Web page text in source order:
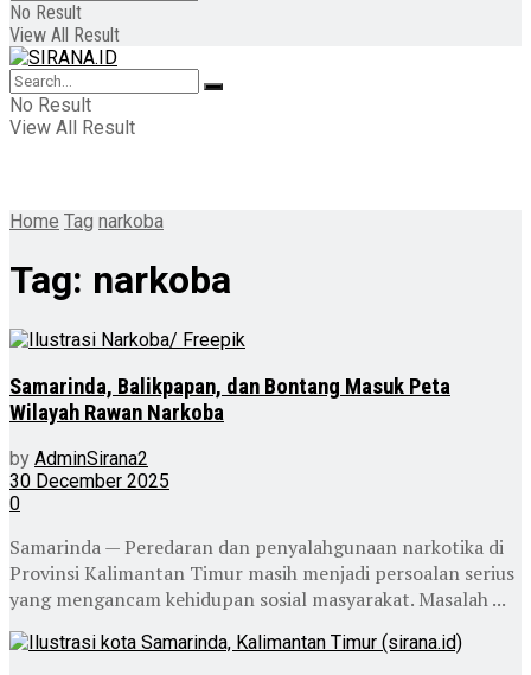
No Result
View All Result
No Result
View All Result
Home Tag narkoba
Tag: narkoba
Samarinda, Balikpapan, dan Bontang Masuk Peta
Wilayah Rawan Narkoba
by AdminSirana2
30 December 2025
0
Samarinda — Peredaran dan penyalahgunaan narkotika di
Provinsi Kalimantan Timur masih menjadi persoalan serius
yang mengancam kehidupan sosial masyarakat. Masalah ...